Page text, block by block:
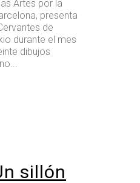
Artes por la
presenta
de
durante el mes
dibujos
sillón